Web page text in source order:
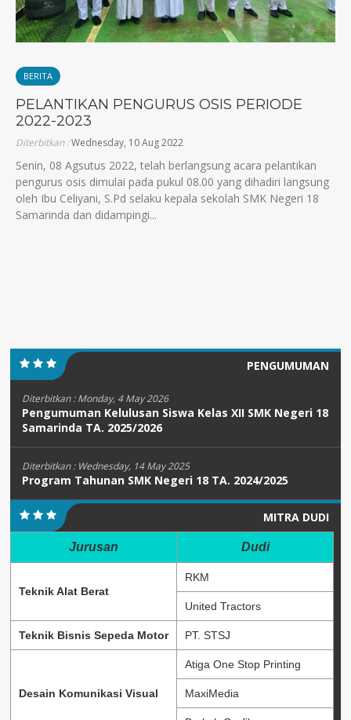
BERITA
PELANTIKAN PENGURUS OSIS PERIODE
2022-2023
Diterbitkan :Wednesday, 10 Aug 2022
Senin, 08 Agsutus 2022, telah berlangsung acara pelantikan
pengurus osis dimulai pada pukul 08.00 yang dihadiri langsung
oleh Ibu Celiyani, S.Pd selaku kepala sekolah SMK Negeri 18
Samarinda dan didampingi...
PENGUMUMAN
Diterbitkan :Monday, 4 May 2026
Pengumuman Kelulusan Siswa Kelas XII SMK Negeri 18
Samarinda TA. 2025/2026
Diterbitkan : Wednesday, 14 May 2025
Program Tahunan SMK Negeri 18 TA. 2024/2025
MITRA DUDI
Jurusan Dudi
Teknik Alat Berat
RKM
United Tractors
Teknik Bisnis Sepeda Motor PT. STSJ
Desain Komunikasi Visual
Atiga One Stop Printing
MaxiMedia